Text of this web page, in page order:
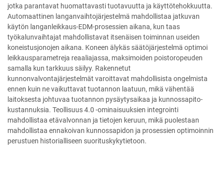
jotka parantavat huomattavasti tuotavuutta ja käyttötehokkuutta.
Automaattinen langanvaihtojärjestelmä mahdollistaa jatkuvan
käytön langanleikkaus-EDM-prosessien aikana, kun taas
työkalunvaihtajat mahdollistavat itsenäisen toiminnan useiden
koneistusjonojen aikana. Koneen älykäs säätöjärjestelmä optimoi
leikkausparametreja reaaliajassa, maksimoiden poistoropeuden
samalla kun tarkkuus säilyy. Rakennetut
kunnonvalvontajärjestelmät varoittavat mahdollisista ongelmista
ennen kuin ne vaikuttavat tuotannon laatuun, mikä vähentää
laitoksesta johtuvaa tuotannon pysäytysaikaa ja kunnossapito-
kustannuksia. Teollisuus 4.0 -ominaisuuksien integrointi
mahdollistaa etävalvonnan ja tietojen keruun, mikä puolestaan
mahdollistaa ennakoivan kunnossapidon ja prosessien optimoinnin
perustuen historialliseen suorituskykytietoon.